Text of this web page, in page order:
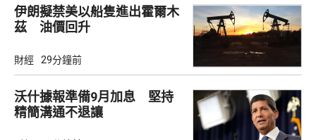
伊朗擬禁美以船隻進出霍爾木
茲 油價回升
財經 29分鐘前
沃什據報準備9月加息 堅持
精簡溝通不退讓